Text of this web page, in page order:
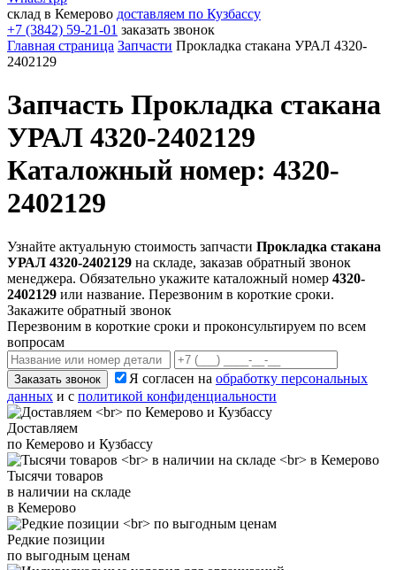
склад в Кемерово доставляем по Кузбассу
+7 (3842) 59-21-01 заказать звонок
Главная страница Запчасти Прокладка стакана УРАЛ 4320-
2402129
Запчасть Прокладка стакана
УРАЛ 4320-2402129
Каталожный номер: 4320-
2402129
Узнайте актуальную стоимость запчасти Прокладка стакана
УРАЛ 4320-2402129 на складе, заказав обратный звонок
менеджера. Обязательно укажите каталожный номер 4320-
2402129 или название. Перезвоним в короткие сроки.
Закажите обратный звонок
Перезвоним в короткие сроки и проконсультируем по всем
вопросам
Заказать звонок Я согласен на обработку персональных
данных и с политикой конфиденциальности
Доставляем
по Кемерово и Кузбассу
Тысячи товаров
в наличии на складе
в Кемерово
Редкие позиции
по выгодным ценам